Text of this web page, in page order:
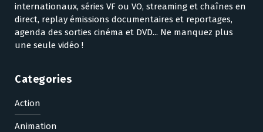
internationaux, séries VF ou VO, streaming et chaînes en
direct, replay émissions documentaires et reportages,
agenda des sorties cinéma et DVD... Ne manquez plus
une seule vidéo !
Categories
Action
Animation